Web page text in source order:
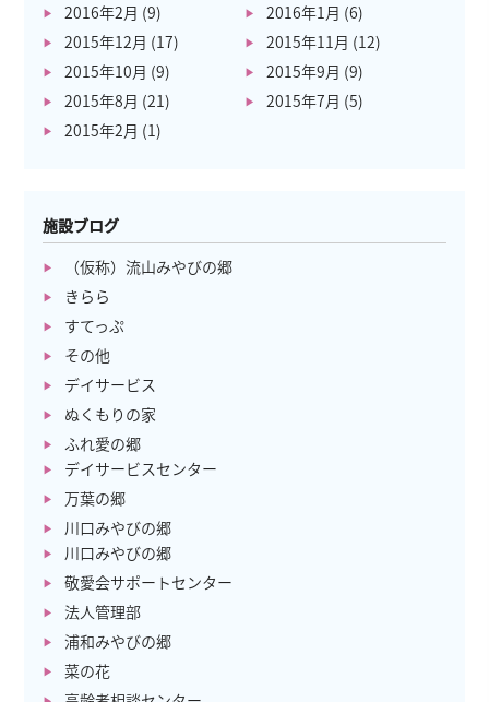
2016年2月 (9) 2016年1月 (6)
2015年12月 (17) 2015年11月 (12)
2015年10月 (9) 2015年9月 (9)
2015年8月 (21) 2015年7月 (5)
2015年2月 (1)
施設ブログ
（仮称）流山みやびの郷
きらら
すてっぷ
その他
デイサービス
ぬくもりの家
ふれ愛の郷
デイサービスセンター
万葉の郷
川口みやびの郷
川口みやびの郷
敬愛会サポートセンター
法人管理部
浦和みやびの郷
菜の花